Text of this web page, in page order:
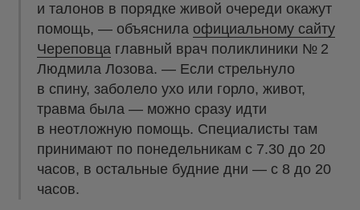
и талонов в порядке живой очереди окажут
помощь, — объяснила официальному сайту
Череповца главный врач поликлиники № 2
Людмила Лозова. — Если стрельнуло
в спину, заболело ухо или горло, живот,
травма была — можно сразу идти
в неотложную помощь. Специалисты там
принимают по понедельникам с 7.30 до 20
часов, в остальные будние дни — с 8 до 20
часов.